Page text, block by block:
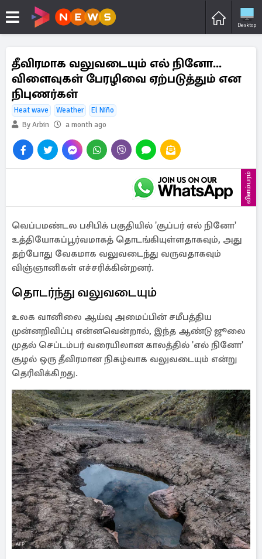
Desktop
தீவிரமாக வலுவடையும் எல் நினோ...
விளைவுகள் பேரழிவை ஏற்படுத்தும் என
நிபுணர்கள்
Heat wave Weather
El Niño
By Arbin
a month ago
விளம்பரம்
வெப்பமண்டல பசிபிக் பகுதியில் 'சூப்பர் எல் நினோ'
உத்தியோகப்பூர்வமாகத் தொடங்கியுள்ளதாகவும், அது
தற்போது வேகமாக வலுவடைந்து வருவதாகவும்
விஞ்ஞானிகள் எச்சரிக்கின்றனர்.
தொடர்ந்து வலுவடையும்
உலக வானிலை ஆய்வு அமைப்பின் சமீபத்திய
முன்னறிவிப்பு என்னவென்றால், இந்த ஆண்டு ஜூலை
முதல் செப்டம்பர் வரையிலான காலத்தில் 'எல் நினோ'
சூழல் ஒரு தீவிரமான நிகழ்வாக வலுவடையும் என்று
தெரிவிக்கிறது.